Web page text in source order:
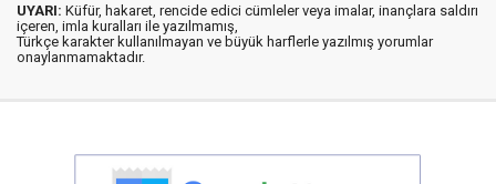
UYARI: Küfür, hakaret, rencide edici cümleler veya imalar, inançlara saldırı
içeren, imla kuralları ile yazılmamış,
Türkçe karakter kullanılmayan ve büyük harflerle yazılmış yorumlar
onaylanmamaktadır.